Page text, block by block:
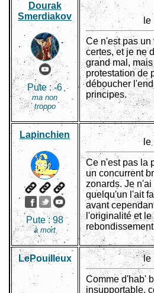
Dourak
Smerdiakov
Pute :-6
ma non
troppo
Ce n'est pas un
certes, et je ne
grand mal,
protestation de
déboucher
principes.
Lapinchien
Pute :98
à mort
le
Ce n'est pas la
un concurrent
zonards. Je
quelqu'un l'ait
avant
l'originalité et
LePouiIleux le
Comme d'hab'
insupportable,